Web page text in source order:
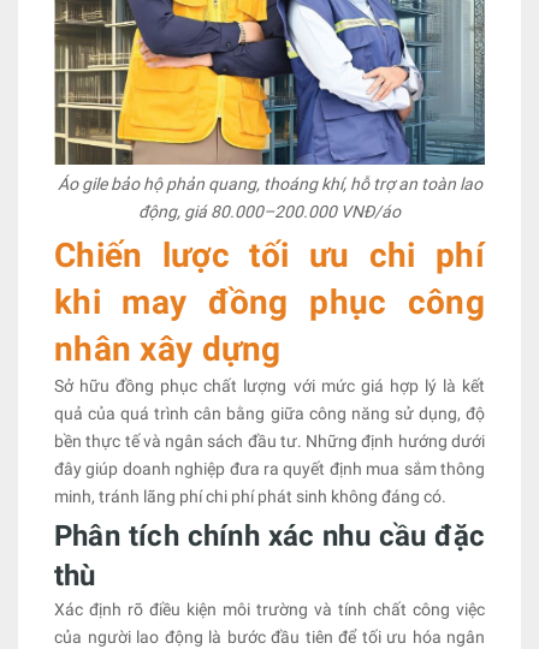
Áo gile bảo hộ phản quang, thoáng khí, hỗ trợ an toàn lao
động, giá 80.000–200.000 VNĐ/áo
Chiến lược tối ưu chi phí
khi may đồng phục công
nhân xây dựng
Sở hữu đồng phục chất lượng với mức giá hợp lý là kết
quả của quá trình cân bằng giữa công năng sử dụng, độ
bền thực tế và ngân sách đầu tư. Những định hướng dưới
đây giúp doanh nghiệp đưa ra quyết định mua sắm thông
minh, tránh lãng phí chi phí phát sinh không đáng có.
Phân tích chính xác nhu cầu đặc
thù
Xác định rõ điều kiện môi trường và tính chất công việc
của người lao động là bước đầu tiên để tối ưu hóa ngân